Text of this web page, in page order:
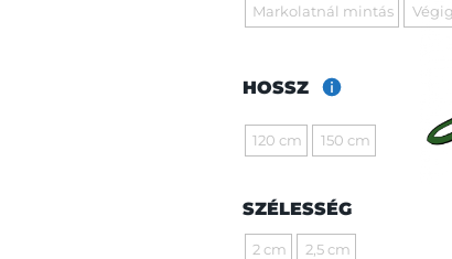
Markolatnál mintás
HOSSZ
120 cm 150 cm
SZÉLESSÉG
2 cm 2,5 cm